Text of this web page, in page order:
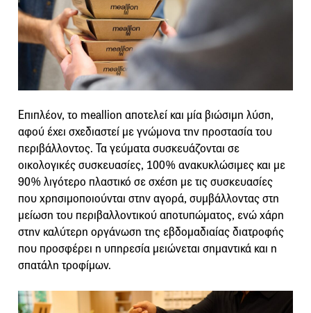
Επιπλέον, το meallion αποτελεί και μία βιώσιμη λύση,
αφού έχει σχεδιαστεί με γνώμονα την προστασία του
περιβάλλοντος. Τα γεύματα συσκευάζονται σε
οικολογικές συσκευασίες, 100% ανακυκλώσιμες και με
90% λιγότερο πλαστικό σε σχέση με τις συσκευασίες
που χρησιμοποιούνται στην αγορά, συμβάλλοντας στη
μείωση του περιβαλλοντικού αποτυπώματος, ενώ χάρη
στην καλύτερη οργάνωση της εβδομαδιαίας διατροφής
που προσφέρει η υπηρεσία μειώνεται σημαντικά και η
σπατάλη τροφίμων.